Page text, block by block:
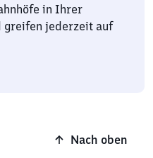
in Ihrer
greifen jederzeit auf
Nach oben